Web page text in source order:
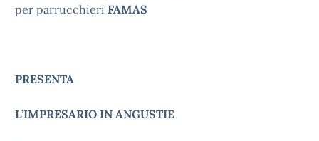
per parrucchieri FAMAS
PRESENTA
L’IMPRESARIO IN ANGUSTIE